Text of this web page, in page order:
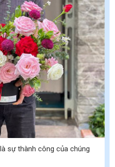
sự thành công của chúng